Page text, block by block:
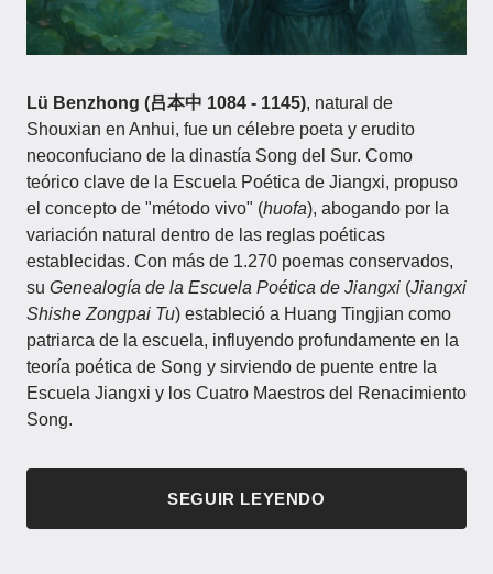
Lü Benzhong (吕本中 1084 - 1145), natural de
Shouxian en Anhui, fue un célebre poeta y erudito
neoconfuciano de la dinastía Song del Sur. Como
teórico clave de la Escuela Poética de Jiangxi, propuso
el concepto de "método vivo" (huofa), abogando por la
variación natural dentro de las reglas poéticas
establecidas. Con más de 1.270 poemas conservados,
su Genealogía de la Escuela Poética de Jiangxi (Jiangxi
Shishe Zongpai Tu) estableció a Huang Tingjian como
patriarca de la escuela, influyendo profundamente en la
teoría poética de Song y sirviendo de puente entre la
Escuela Jiangxi y los Cuatro Maestros del Renacimiento
Song.
SEGUIR LEYENDO